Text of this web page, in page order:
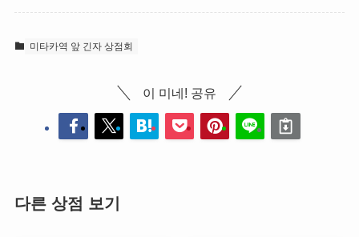
미타카역 앞 긴자 상점회
이 미네! 공유
다른 상점 보기